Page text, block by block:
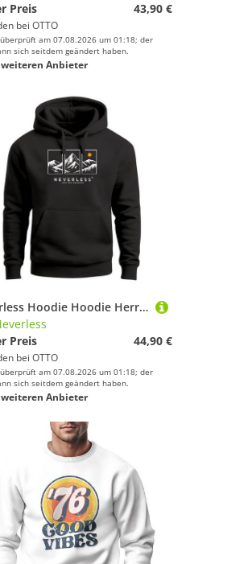
Preis 43,90 €
bei OTTO
am 07.08.2026 um 01:18; der
sich seitdem geändert haben.
weiteren Anbieter
Neverless Hoodie Hoodie Herren Print Aufdruck Tryptichon Berge Wandern Natur Design
Preis
44,90 €
bei OTTO
am 07.08.2026 um 01:18; der
sich seitdem geändert haben.
weiteren Anbieter